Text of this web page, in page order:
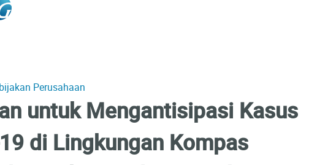
Perusahaan
untuk Mengantisipasi Kasus
di Lingkungan Kompas